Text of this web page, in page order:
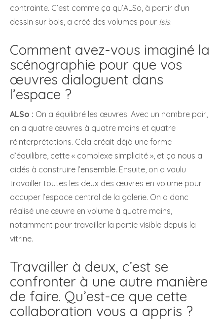
contrainte. C’est comme ça qu’ALSo, à partir d’un
dessin sur bois, a créé des volumes pour Isis.
Comment avez-vous imaginé la
scénographie pour que vos
œuvres dialoguent dans
l’espace ?
ALSo : On a équilibré les œuvres. Avec un nombre pair,
on a quatre œuvres à quatre mains et quatre
réinterprétations. Cela créait déjà une forme
d’équilibre, cette « complexe simplicité », et ça nous a
aidés à construire l’ensemble. Ensuite, on a voulu
travailler toutes les deux des œuvres en volume pour
occuper l’espace central de la galerie. On a donc
réalisé une œuvre en volume à quatre mains,
notamment pour travailler la partie visible depuis la
vitrine.
Travailler à deux, c’est se
confronter à une autre manière
de faire. Qu’est-ce que cette
collaboration vous a appris ?